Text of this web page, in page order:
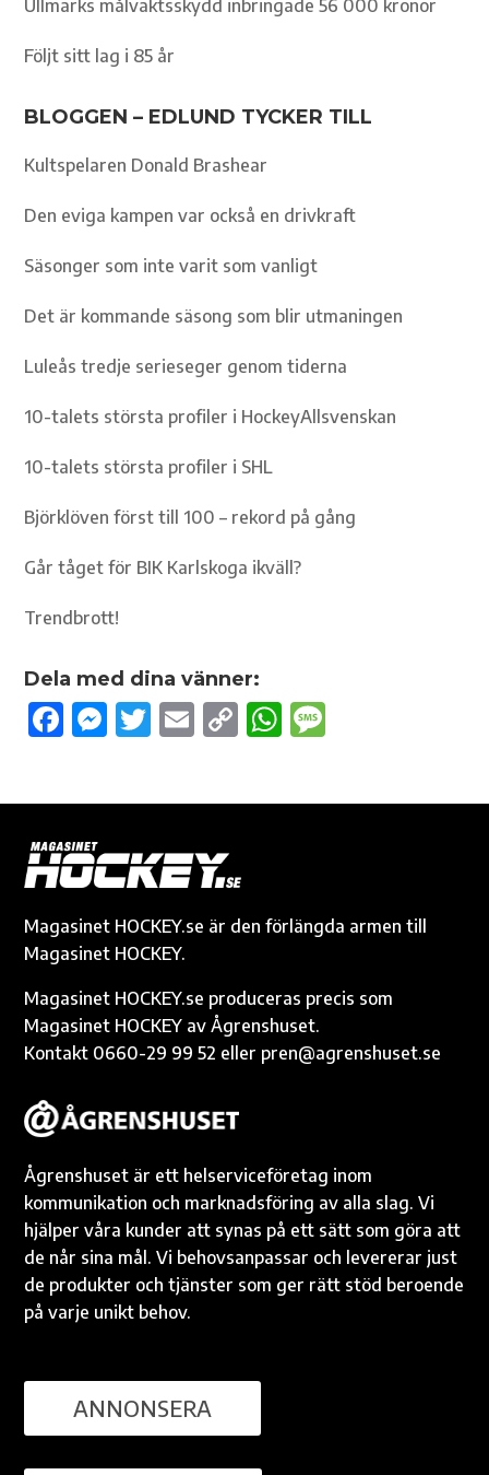
Ullmarks målvaktsskydd inbringade 56 000 kronor
Följt sitt lag i 85 år
BLOGGEN – EDLUND TYCKER TILL
Kultspelaren Donald Brashear
Den eviga kampen var också en drivkraft
Säsonger som inte varit som vanligt
Det är kommande säsong som blir utmaningen
Luleås tredje serieseger genom tiderna
10-talets största profiler i HockeyAllsvenskan
10-talets största profiler i SHL
Björklöven först till 100 – rekord på gång
Går tåget för BIK Karlskoga ikväll?
Trendbrott!
Dela med dina vänner:
F
o
o
k
M
g
er
T
r
E
C
n
k
W
p
Magasinet HOCKEY.se är den förlängda armen till
Magasinet HOCKEY.
Magasinet HOCKEY.se produceras precis som
Magasinet HOCKEY av Ågrenshuset.
Kontakt 0660-29 99 52 eller pren@agrenshuset.se
Ågrenshuset är ett helserviceföretag inom
kommunikation och marknadsföring av alla slag. Vi
hjälper våra kunder att synas på ett sätt som göra att
de når sina mål. Vi behovsanpassar och levererar just
de produkter och tjänster som ger rätt stöd beroende
på varje unikt behov.
ANNONSERA